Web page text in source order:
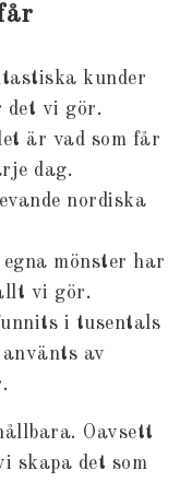
kunder
det vi gör.
är vad som får
dag.
nordiska
mönster har
vi gör.
i tusentals
av
Oavsett
skapa det som